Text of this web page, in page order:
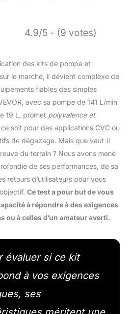
4.9/5 - (9 votes)
des kits de pompe et
le marché, il devient complexe de
fiables des simples
avec sa pompe de 141 L/min
19 L, promet polyvalence et
soit pour des applications CVC ou
de dégazage. Mais que vaut-il
du terrain ? Nous avons mené
de ses performances, de sa
retours d’utilisateurs pour vous
Ce test a pour but de vous
à répondre à des exigences
ou à celles d’un amateur averti.
évaluer si ce kit
à vos exigences
ses